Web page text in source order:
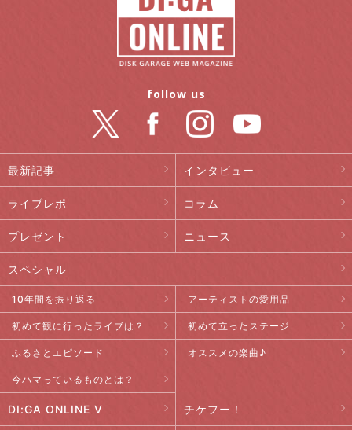
最新記事 インタビュー
ライブレポ コラム
プレゼント ニュース
スペシャル
10年間を振り返る アーティストの愛用品
初めて観に行ったライブは？ 初めて立ったステージ
ふるさとエピソード オススメの楽曲♪
今ハマっているものとは？
DI:GA ONLINE V チケフー！
follow us